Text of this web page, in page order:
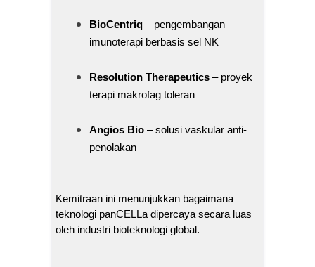
BioCentriq – pengembangan
imunoterapi berbasis sel NK
Resolution Therapeutics – proyek
terapi makrofag toleran
Angios Bio – solusi vaskular anti-
penolakan
Kemitraan ini menunjukkan bagaimana
teknologi panCELLa dipercaya secara luas
oleh industri bioteknologi global.